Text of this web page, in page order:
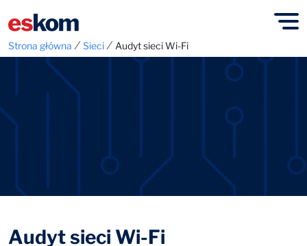
Strona główna ⁄Sieci⁄ Audyt sieci Wi-Fi
Audyt sieci Wi-Fi